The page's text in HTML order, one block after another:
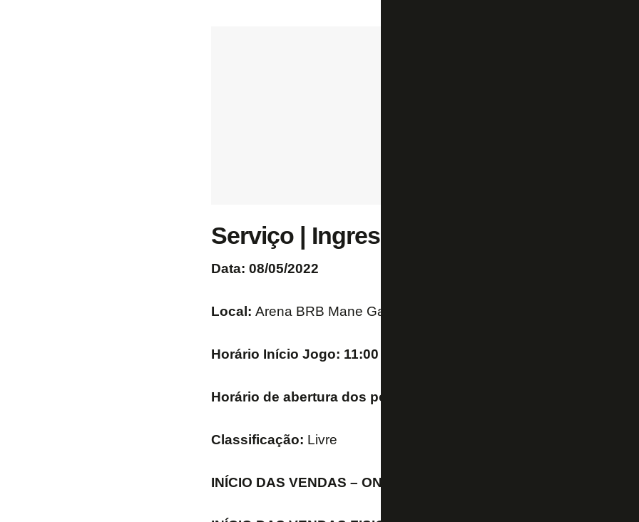
Serviço | Ingressos para Flamengo x
Data: 08/05/2022
Local: Arena BRB Mane Garrincha
Horário Início Jogo: 11:00 da manhã
Horário de abertura dos portões – 08:00 da manhã
Classificação: Livre
INÍCIO DAS VENDAS – ONLINE 30/04/2022